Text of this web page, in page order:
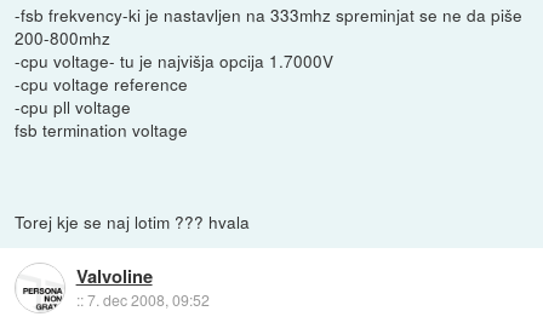
-fsb frekvency-ki je nastavljen na 333mhz spreminjat se ne da piše
200-800mhz
-cpu voltage- tu je najvišja opcija 1.7000V
-cpu voltage reference
-cpu pll voltage
fsb termination voltage
Torej kje se naj lotim ??? hvala
Valvoline
::7. dec 2008, 09:52